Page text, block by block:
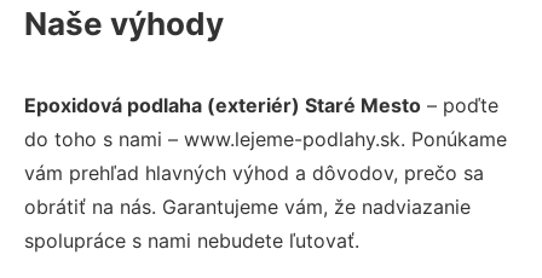
Naše výhody
Epoxidová podlaha (exteriér) Staré Mesto – poďte
do toho s nami – www.lejeme-podlahy.sk. Ponúkame
vám prehľad hlavných výhod a dôvodov, prečo sa
obrátiť na nás. Garantujeme vám, že nadviazanie
spolupráce s nami nebudete ľutovať.